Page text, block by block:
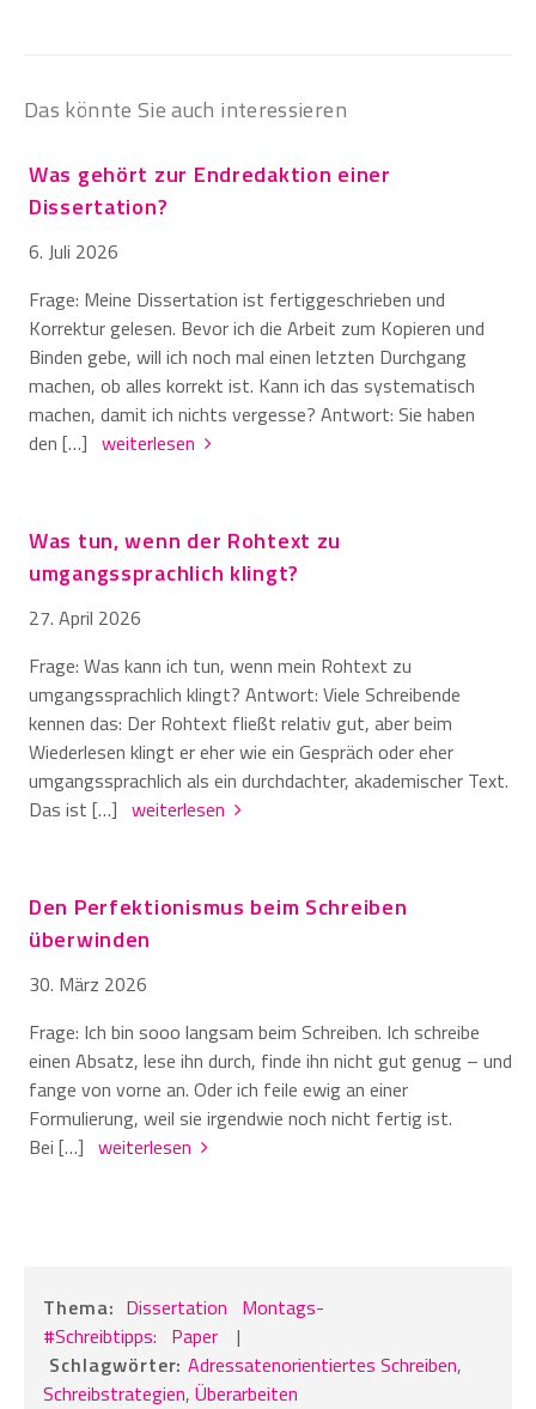
Das könnte Sie auch interessieren
Was gehört zur Endredaktion einer
Dissertation?
6. Juli 2026
Frage: Meine Dissertation ist fertiggeschrieben und
Korrektur gelesen. Bevor ich die Arbeit zum Kopieren und
Binden gebe, will ich noch mal einen letzten Durchgang
machen, ob alles korrekt ist. Kann ich das systematisch
machen, damit ich nichts vergesse? Antwort: Sie haben
den […] weiterlesen
Was tun, wenn der Rohtext zu
umgangssprachlich klingt?
27. April 2026
Frage: Was kann ich tun, wenn mein Rohtext zu
umgangssprachlich klingt? Antwort: Viele Schreibende
kennen das: Der Rohtext fließt relativ gut, aber beim
Wiederlesen klingt er eher wie ein Gespräch oder eher
umgangssprachlich als ein durchdachter, akademischer Text.
Das ist […] weiterlesen
Den Perfektionismus beim Schreiben
überwinden
30. März 2026
Frage: Ich bin sooo langsam beim Schreiben. Ich schreibe
einen Absatz, lese ihn durch, finde ihn nicht gut genug – und
fange von vorne an. Oder ich feile ewig an einer
Formulierung, weil sie irgendwie noch nicht fertig ist.
Bei […] weiterlesen
Thema: Dissertation Montags-
#Schreibtipps: Paper
|
Schlagwörter:Adressatenorientiertes Schreiben,
Schreibstrategien, Überarbeiten